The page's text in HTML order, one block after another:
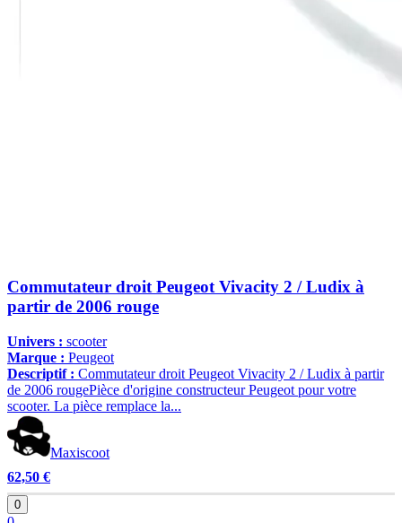
Commutateur droit Peugeot Vivacity 2 / Ludix à
partir de 2006 rouge
Univers : scooter
Marque : Peugeot
Descriptif : Commutateur droit Peugeot Vivacity 2 / Ludix à partir
de 2006 rougePièce d'origine constructeur Peugeot pour votre
scooter. La pièce remplace la...
Maxiscoot
62,50 €
0